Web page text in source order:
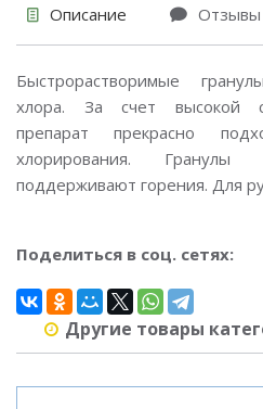
Описание Отзывы
Быстрорастворимые
хлора. За счет высокой
препарат прекрасно
хлорирования.
поддерживают горения. Для
Поделиться в соц. сетях:
Другие товары